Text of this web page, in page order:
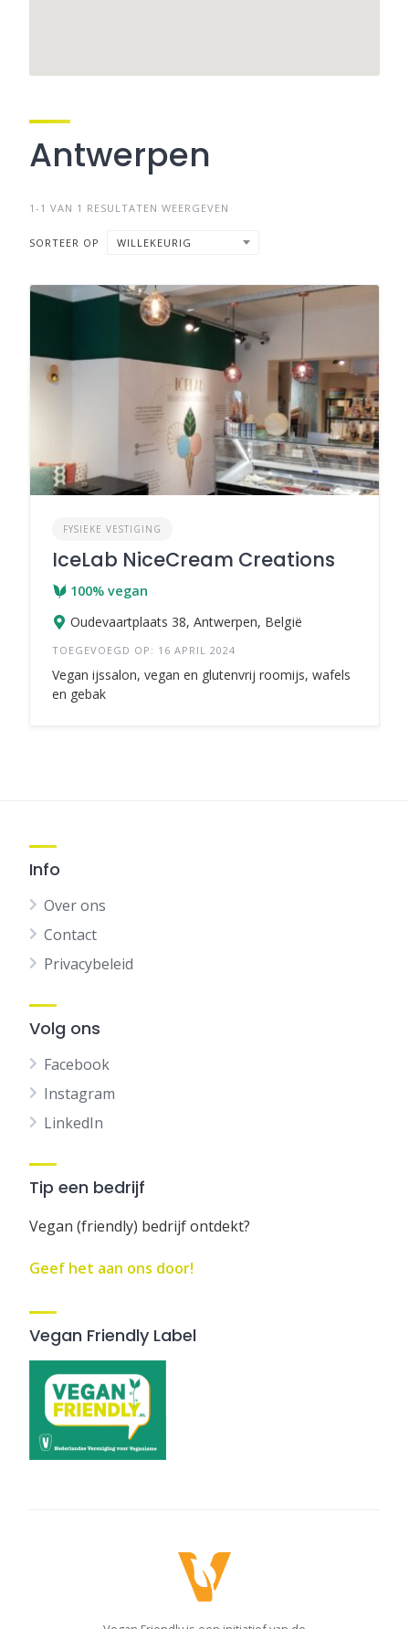
Antwerpen
1-1 VAN 1 RESULTATEN WEERGEVEN
SORTEER OP WILLEKEURIG
FYSIEKE VESTIGING
IceLab NiceCream Creations
100% vegan
Oudevaartplaats 38, Antwerpen, België
TOEGEVOEGD OP: 16 APRIL 2024
Vegan ijssalon, vegan en glutenvrij roomijs, wafels
en gebak
Info
Over ons
Contact
Privacybeleid
Volg ons
Facebook
Instagram
LinkedIn
Tip een bedrijf
Vegan (friendly) bedrijf ontdekt?
Geef het aan ons door!
Vegan Friendly Label